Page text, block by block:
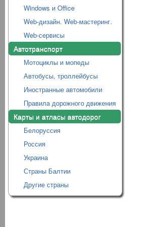
Windows и Office
Web-дизайн. Web-мастеринг.
Web-сервисы
Автотранспорт
Мотоциклы и мопеды
Автобусы, троллейбусы
Иностранные автомобили
Правила дорожного движения
Карты и атласы автодорог
Белоруссия
Россия
Украина
Страны Балтии
Другие страны